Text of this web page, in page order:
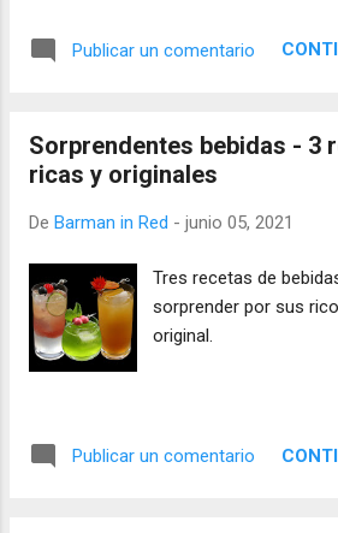
Publicar un comentario
Sorprendentes bebidas - 3
ricas y originales
De Barman in Red - junio 05, 2021
Tres recetas de
sorprender por sus
original.
Publicar un comentario